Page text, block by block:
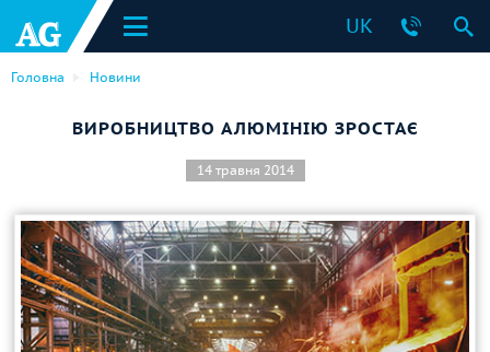
UK
Головна Новини
ВИРОБНИЦТВО АЛЮМІНІЮ ЗРОСТАЄ
14 травня 2014